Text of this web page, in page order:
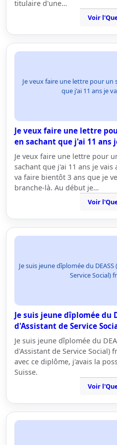
titulaire d'une…
Voir
Je veux faire une lettre pour
que j'ai 11 ans je
Je veux faire une lettre
en sachant que j'ai 11 ans
Je veux faire une lettre pour
sachant que j'ai 11 ans je vais
va faire bientôt 3 ans que je
branche-là. Au début je…
Voir
Je suis jeune dîplomée du
Service Social)
Je suis jeune dîplomée du
d'Assistant de Service
Je suis jeune dîplomée du
d'Assistant de Service Social)
avec ce diplôme, j'avais la
Suisse.
Voir